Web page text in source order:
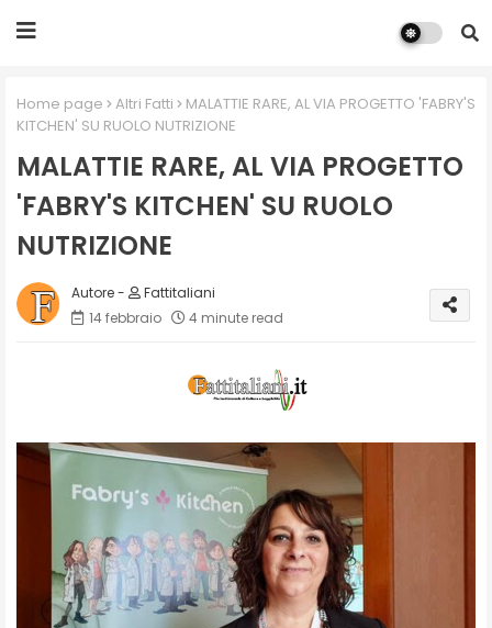
Home page Altri Fatti
MALATTIE RARE, AL VIA PROGETTO 'FABRY'S
KITCHEN' SU RUOLO NUTRIZIONE
MALATTIE RARE, AL VIA PROGETTO
'FABRY'S KITCHEN' SU RUOLO
NUTRIZIONE
Fattitaliani
14 febbraio
4 minute read